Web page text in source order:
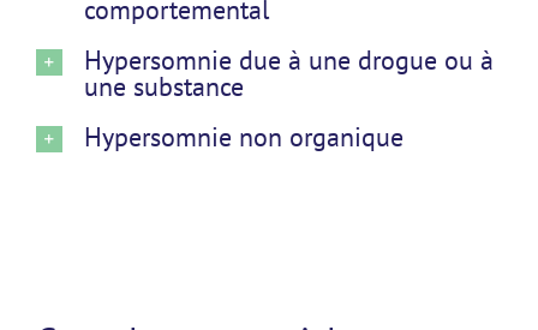
comportemental
Hypersomnie due à une drogue ou à
une substance
Hypersomnie non organique